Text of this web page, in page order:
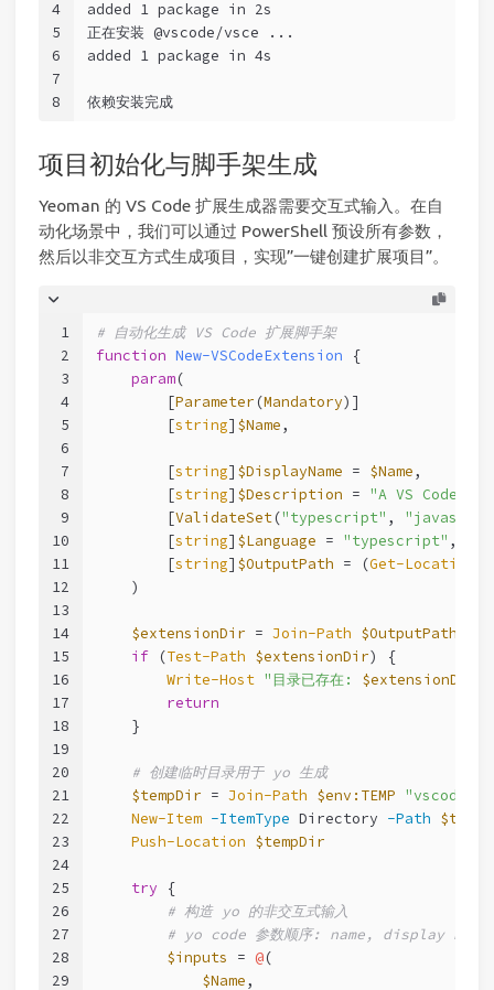
4
5
6
7
8
added 1 package in 2s
正在安装 @vscode/vsce ...
added 1 package in 4s
依赖安装完成
项目初始化与脚手架生成
Yeoman 的 VS Code 扩展生成器需要交互式输入。在自
动化场景中，我们可以通过 PowerShell 预设所有参数，
然后以非交互方式生成项目，实现”一键创建扩展项目”。
1
2
3
4
5
6
7
8
9
10
11
12
13
14
15
16
17
18
19
20
21
22
23
24
25
26
27
28
29
# 自动化生成 VS Code 扩展脚手架
function New-VSCodeExtension {
param(
        [
Parameter (Mandatory)]
        [
string] $Name,
        [
string] $DisplayName = $Name,
        [
string] $Description = "A VS Code
        [
ValidateSet("typescript" ,
        [
string] $Language = "typescript" ,
        [
string] $OutputPath = (Get-Location
    )
$extensionDir = Join-Path $OutputPath
if (Test-Path $extensionDir) {
Write-Host "目录已存在: $extensionDir
return
    }
# 创建临时目录用于 yo 生成
$tempDir = Join-Path $env:TEMP "vscode-
New-Item -ItemType Directory -Path
Push-Location $tempDir
try {
# 构造 yo 的非交互式输入
# yo code 参数顺序: name, display
$inputs = @(
$Name,